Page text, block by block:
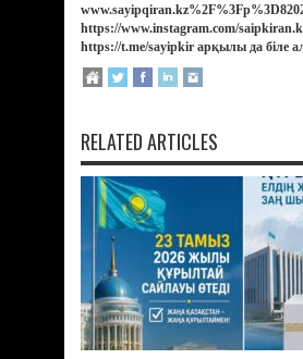
https://www.instagram.com/
https://t.me/sayipkir арқылы да біле
RELATED ARTICLES